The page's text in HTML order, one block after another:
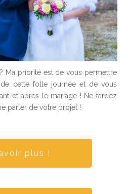
Ma priorité est de vous permettre
cette folle journée et de vous
et après le mariage ! Ne tardez
parler de votre projet !
plus !